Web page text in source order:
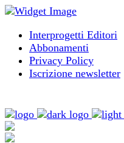
Interprogetti Editori
Abbonamenti
Privacy Policy
Iscrizione newsletter